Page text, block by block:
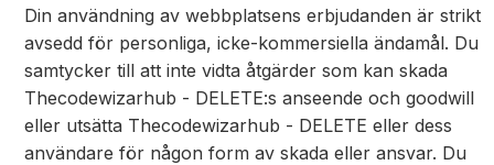
Din användning av webbplatsens erbjudanden är strikt
avsedd för personliga, icke-kommersiella ändamål. Du
samtycker till att inte vidta åtgärder som kan skada
Thecodewizarhub - DELETE:s anseende och goodwill
eller utsätta Thecodewizarhub - DELETE eller dess
användare för någon form av skada eller ansvar. Du